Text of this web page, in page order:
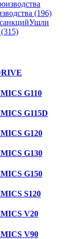
(196)
Ушли
(315)
G110
G115D
G120
G130
G150
S120
V20
V90